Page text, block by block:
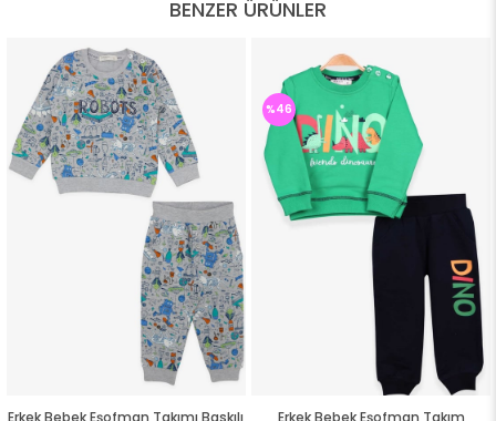
BENZER ÜRÜNLER
Erkek Bebek Eşofman Takımı Baskılı
Erkek Bebek Eşofman Takım
%46